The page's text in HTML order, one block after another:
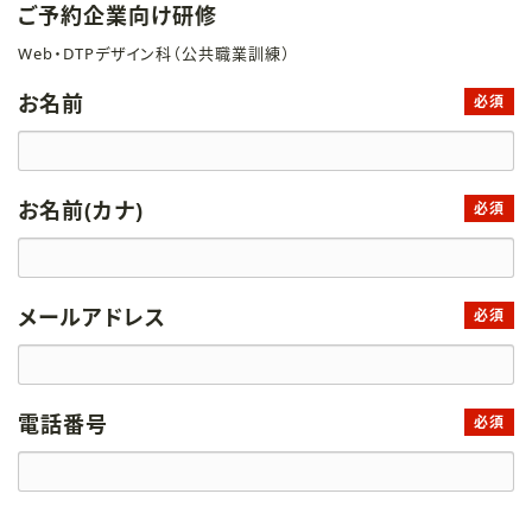
ご予約企業向け研修
Web・DTPデザイン科（公共職業訓練）
お名前 必須
お名前(カナ) 必須
メールアドレス 必須
電話番号 必須